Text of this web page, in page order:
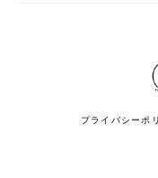
プライバシーポ